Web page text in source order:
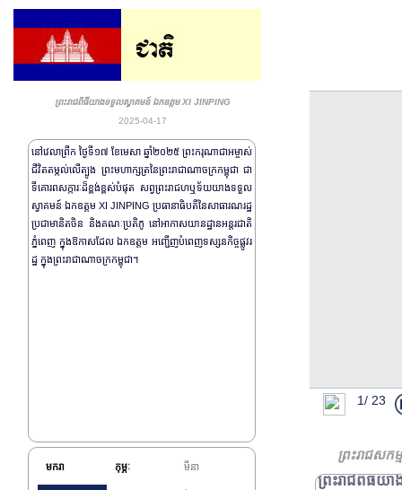
ព្រះរាជពិធីយាងទទួលស្វាគមន៍ ឯកឧត្តម XI JINPING
2025-04-17
នៅវេលាព្រឹក ថ្ងៃទី១៧ ខែមេសា ឆ្នាំ២០២៥ ព្រះករុណាជាអម្ចាស់
ជីវិតតម្កល់លើត្បូង ព្រះមហាក្សត្រនៃព្រះរាជាណាចក្រកម្ពុជា ជា
ទីគោរពសក្ការៈដ៏ខ្ពង់ខ្ពស់បំផុត សព្វព្រះរាជហឬទ័យយាងទទួល
ស្វាគមន៍ ឯកឧត្តម XI JINPING ប្រធានាធិបតីនៃសាធារណរដ្ឋ
ប្រជាមានិតចិន និងគណៈប្រតិភូ នៅអាកាសយានដ្ឋានអន្តរជាតិ
ភ្នំពេញ ក្នុងឱកាសដែល ឯកឧត្តម អញ្ជើញបំពេញទស្សនកិច្ចផ្លូវរ
ដ្ឋ ក្នុងព្រះរាជាណាចក្រកម្ពុជា។
មករា កុម្ភៈ មីនា
1/ 23
ព្រះរាជសក
លោកជំទាវ
ឯកឧត្តម XI
ព្រះរាជពិធីយ